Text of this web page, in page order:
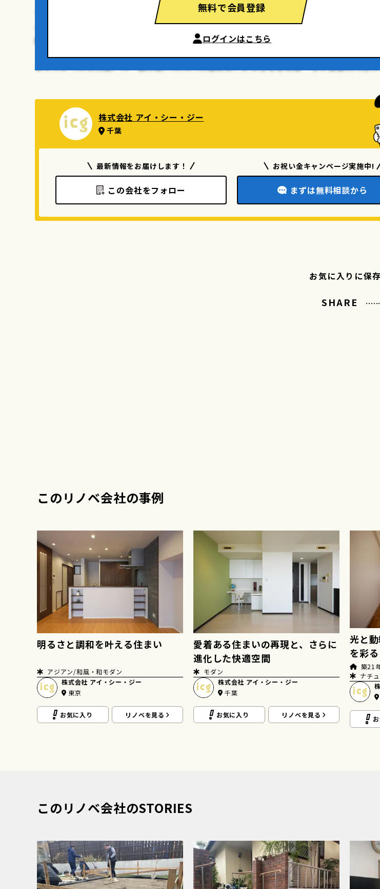
キッチン設備は限られたスペースを合理的に使えるよう、壁付きでレイアウト。その背面
ルな構造の造作収納棚を設置し、LDKをオープンにつなげつつも〝キッチンとリビングと
またリビングの一角には、壁の幅いっぱいの造作テレビボードを用意。また奥様のワー
フローリングに用いたのは、無垢の杉材です。漆喰の壁と相まって、お施主様が求めた〝
地よさに包まれた住まい〟をカタチにすることができました。
無料で会員登録
ログインはこちら
株式会社 アイ・シー・ジー
千葉
最新情報をお届けします！
この会社をフォロー
お祝い金キャンページ実施中!
まずは無料相談から
お気に入りに保存
SHARE
このリノベ会社の事例
明るさと調和を叶える住まい
アジアン/和風・和モダン
株式会社 アイ・シー・ジー
東京
お気に入り リノベを見る
愛着ある住まいの再現と、さらに
進化した快適空間
モダン
株式会社 アイ・シー・ジー
千葉
お気に入り リノベを見る
光と
を彩
築21
ナチ
このリノベ会社のSTORIES